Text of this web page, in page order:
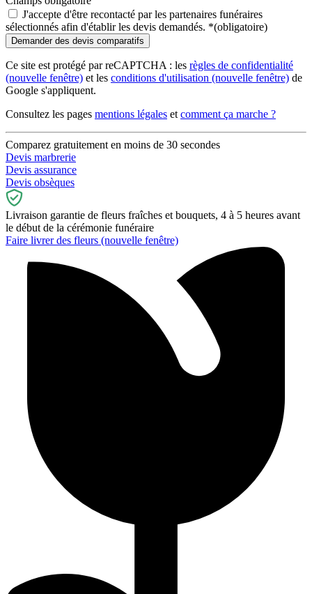
J'accepte d'être recontacté par les partenaires funéraires
sélectionnés afin d'établir les devis demandés. *(obligatoire)
Ce site est protégé par reCAPTCHA : les règles de confidentialité
(nouvelle fenêtre) et les conditions d'utilisation (nouvelle fenêtre) de
Google s'appliquent.
Consultez les pages mentions légales et comment ça marche ?
Comparez gratuitement en moins de 30 secondes
Devis marbrerie
Devis assurance
Devis obsèques
Livraison garantie de fleurs fraîches et bouquets, 4 à 5 heures avant
le début de la cérémonie funéraire
Faire livrer des fleurs (nouvelle fenêtre)